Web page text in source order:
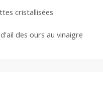
cristallisées
des ours au vinaigre